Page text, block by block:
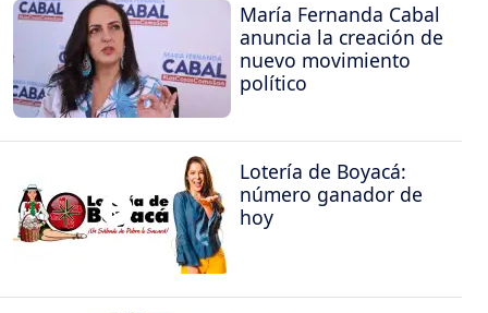
María Fernanda Cabal
anuncia la creación de
nuevo movimiento
político
Lotería de Boyacá:
número ganador de
hoy